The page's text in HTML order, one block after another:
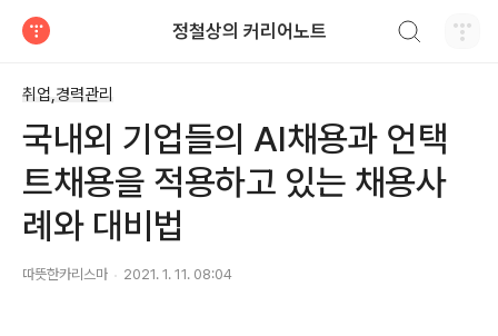
정철상의 커리어노트
취업,경력관리
국내외 기업들의 AI채용과 언택
트채용을 적용하고 있는 채용사
례와 대비법
따뜻한카리스마 2021. 1. 11. 08:04